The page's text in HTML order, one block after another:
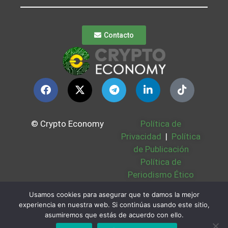
Contacto
© Crypto Economy
Política de
Privacidad | Política
de Publicación
Política de
Periodismo Ético
Bases Legales |
Partners | Sobre
Nosotros
Usamos cookies para asegurar que te damos la mejor
experiencia en nuestra web. Si continúas usando este sitio,
asumiremos que estás de acuerdo con ello.